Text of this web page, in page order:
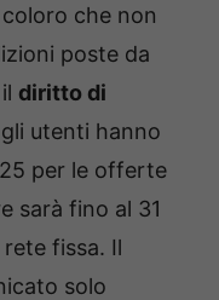
che non
poste da
diritto di
utenti hanno
per le offerte
sarà fino al 31
fissa. Il
solo